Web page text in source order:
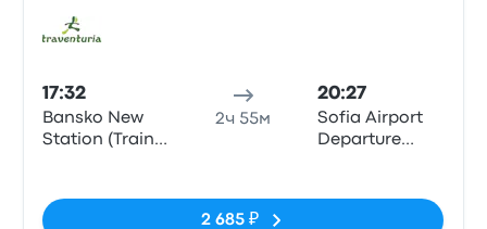
17:32
Bansko New
Station (Train
2ч 55м
20:27
Sofia Airport
Departure
2 685 ₽